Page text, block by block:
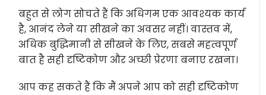
बहुत से लोग सोचते हैं कि अधिगम एक आवश्यक कार्य
है, आनंद लेने या सीखने का अवसर नहीं। वास्तव में,
अधिक बुद्धिमानी से सीखने के लिए, सबसे महत्वपूर्ण
बात है सही दृष्टिकोण और अच्छी प्रेरणा बनाए रखना।
आप कह सकते हैं कि मैं अपने आप को सही दृष्टिकोण